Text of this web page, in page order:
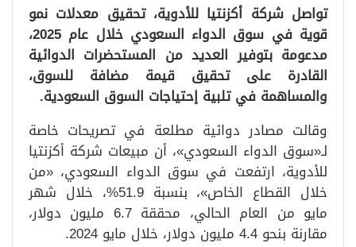
تواصل شركة أكزنتيا للأدوية، تحقيق معدلات نمو
قوية في سوق الدواء السعودي خلال عام 2025،
مدعومة بتوفير العديد من المستحضرات الدوائية
القادرة على تحقيق قيمة مضافة للسوق،
والمساهمة في تلبية إحتياجات السوق السعودية.
وقالت مصادر دوائية مطلعة في تصريحات خاصة
لـ«سوق الدواء السعودي»، أن مبيعات شركة أكزنتيا
للأدوية، ارتفعت في سوق الدواء السعودي، «من
خلال القطاع الخاص»، بنسبة 51.9%، خلال شهر
مايو من العام الحالي، محققة 6.7 مليون دولار،
مقارنة بنحو 4.4 مليون دولار، خلال مايو 2024.